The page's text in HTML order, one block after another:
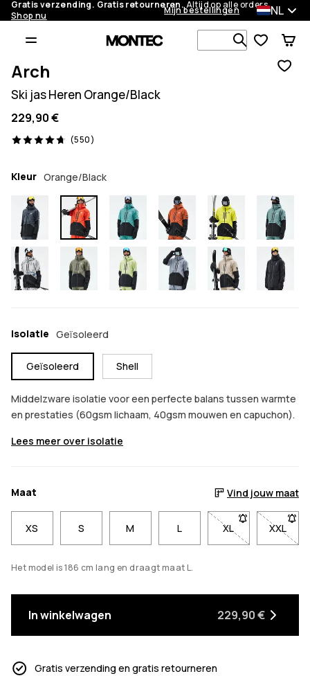
Gratis verzending. Gratis retourneren.Altijd op alle orders.
Shop nu
Mijn bestellingen NL
Zoek in 1
Arch
Ski jas Heren Orange/Black
229,90 €
(550)
550 beoordelingen, 4.7/5
Kleur Orange/Black
Isolatie Geïsoleerd
Geïsoleerd Shell
Middelzware isolatie voor een perfecte balans tussen warmte
en prestaties (60gsm lichaam, 40gsm mouwen en capuchon).
Lees meer over isolatie
Maat Vind jouw maat
XS S M L XL- Maat XL niet
XXL- Maat
Het model is 186 cm lang en draagt maat L.
In winkelwagen 229,90 €
Gratis verzending en gratis retourneren